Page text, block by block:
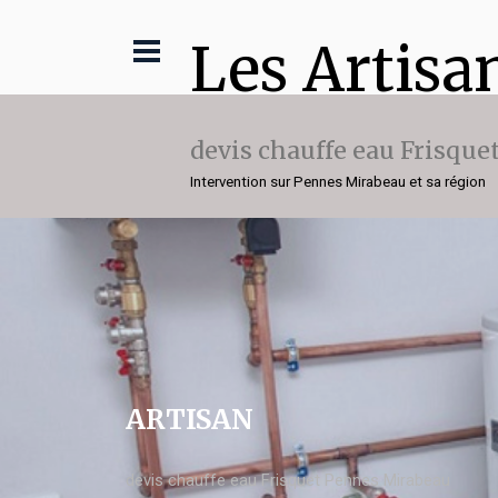
Les
devis chauffe eau
Intervention sur Pennes Mirabeau et sa région
ARTISAN
devis chauffe eau Frisquet Pennes Mirabeau